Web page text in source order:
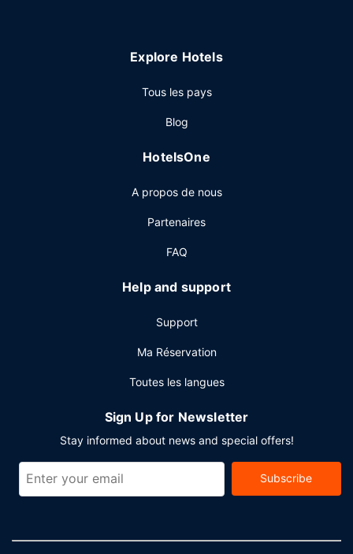
vous trouvez également un service de conciergerie, une
RWSB, un restaurant avec une jolie vue sur le jardin, idéal
préférez cependant le confort de votre chambre, un
service d'étage (horaires limités) est à votre disposition.
ou dans un des 3 bars/lounges de l'hébergement. Un petit
11 h 30 moyennant un supplément.
Les équipements et services proposés incluent un centre
d'affaires ouvert 24 h/24, un service d'arrivée express et
réunion à Miami Beach, faites confiance à cet hôtel qui
carrés et comprenant un espace de conférence et 5 des
salles de réunion.
Explore Hotels
Tous les pays
Blog
HotelsOne
A propos de nous
Partenaires
FAQ
Help and support
Support
Ma Réservation
Toutes les langues
Sign Up for Newsletter
Stay informed about news and special offers!
Subscribe